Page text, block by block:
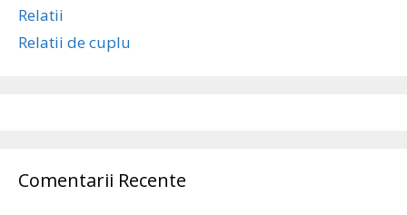
Relatii
Relatii de cuplu
Comentarii Recente